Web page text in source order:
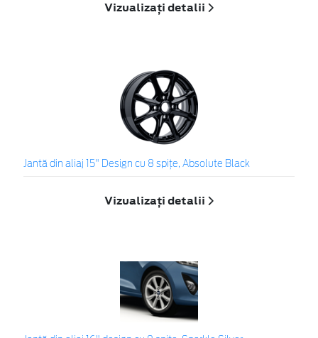
Vizualizați detalii
Jantă din aliaj 15" Design cu 8 spiţe, Absolute Black
Vizualizați detalii